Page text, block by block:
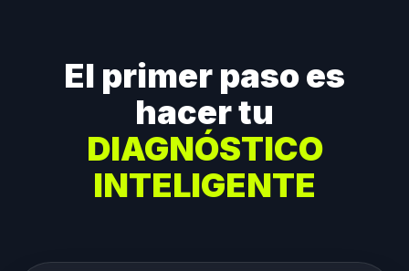
El primer paso es
hacer tu
DIAGNÓSTICO
INTELIGENTE